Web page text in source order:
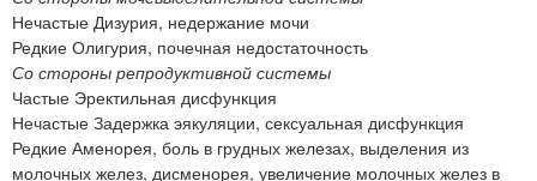
Нечастые Дизурия, недержание мочи
Редкие Олигурия, почечная недостаточность
Со стороны репродуктивной системы
Частые Эректильная дисфункция
Нечастые Задержка эякуляции, сексуальная дисфункция
Редкие Аменорея, боль в грудных железах, выделения из
молочных желез, дисменорея, увеличение молочных желез в